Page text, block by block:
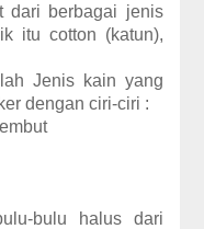
dari berbagai jenis
itu cotton (katun),
Jenis kain yang
dengan ciri-ciri :
bulu halus dari